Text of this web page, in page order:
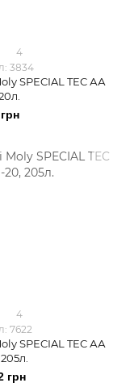
4
3834
SPECIAL TEC АА
4
7622
SPECIAL TEC АА
грн